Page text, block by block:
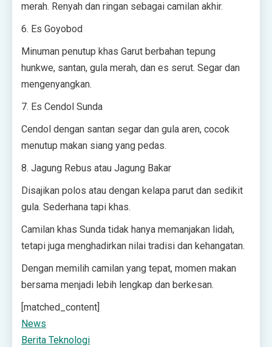
merah. Renyah dan ringan sebagai camilan akhir.
6. Es Goyobod
Minuman penutup khas Garut berbahan tepung
hunkwe, santan, gula merah, dan es serut. Segar dan
mengenyangkan.
7. Es Cendol Sunda
Cendol dengan santan segar dan gula aren, cocok
menutup makan siang yang pedas.
8. Jagung Rebus atau Jagung Bakar
Disajikan polos atau dengan kelapa parut dan sedikit
gula. Sederhana tapi khas.
Camilan khas Sunda tidak hanya memanjakan lidah,
tetapi juga menghadirkan nilai tradisi dan kehangatan.
Dengan memilih camilan yang tepat, momen makan
bersama menjadi lebih lengkap dan berkesan.
[matched_content]
News
Berita Teknologi